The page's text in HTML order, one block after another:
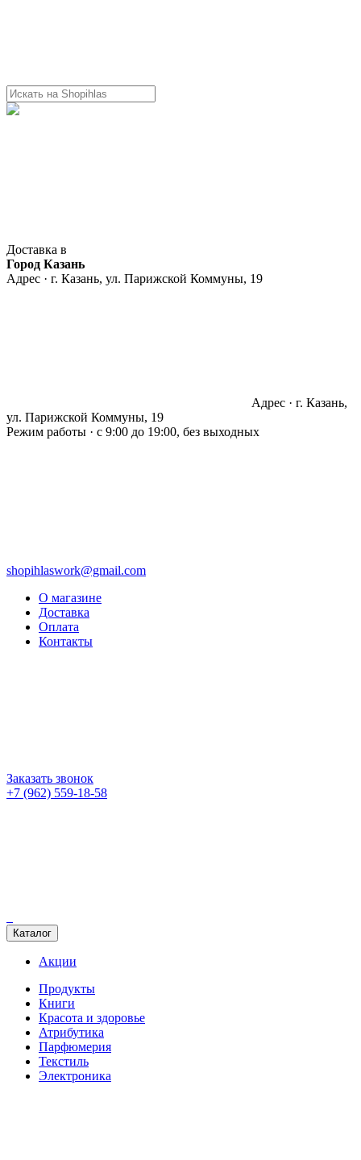
Доставка в
Город Казань
Адрес · г. Казань, ул. Парижской Коммуны, 19
Адрес · г. Казань,
ул. Парижской Коммуны, 19
Режим работы · с 9:00 до 19:00, без выходных
shopihlaswork@gmail.com
О магазине
Доставка
Оплата
Контакты
Заказать звонок
+7 (962) 559-18-58
Каталог
Акции
Продукты
Книги
Красота и здоровье
Атрибутика
Парфюмерия
Текстиль
Электроника